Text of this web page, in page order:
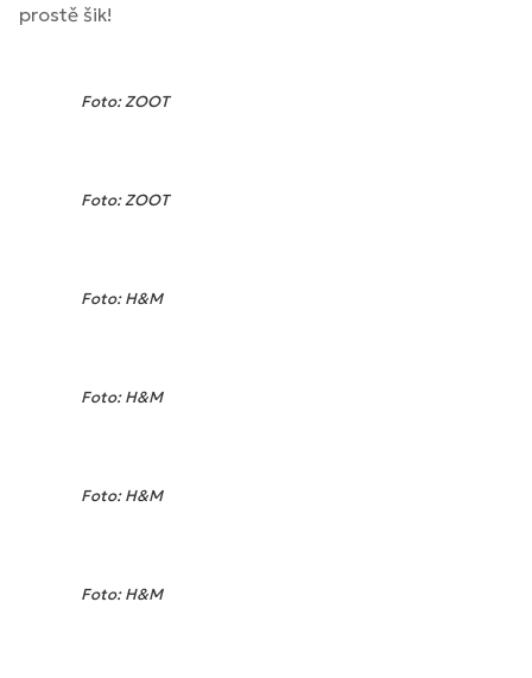
prostě šik!
Foto: ZOOT
Foto: ZOOT
Foto: H&M
Foto: H&M
Foto: H&M
Foto: H&M